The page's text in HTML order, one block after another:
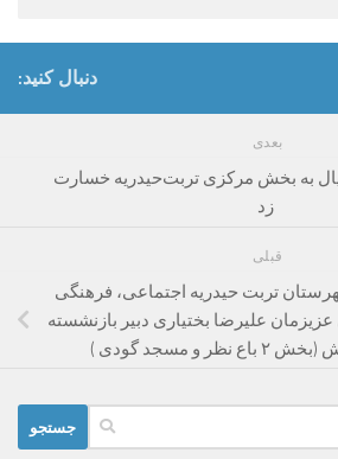
دنبال کنید:
بعدی
ریال به بخش مرکزی تربت‌حیدریه خسارت
زد
قبلی
تربت حیدریه اجتماعی، فرهنگی
علیرضا بختیاری دبیر بازنشسته
و مسجد گودی )